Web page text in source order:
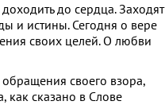
до сердца. Заходят
и истины. Сегодня о вере
своих целей. О любви
обращения своего взора,
как сказано в Слове